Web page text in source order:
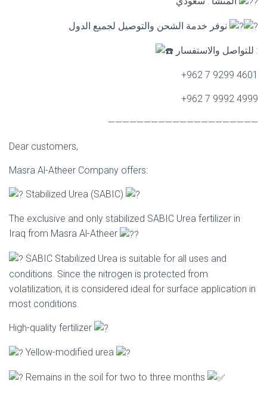
للتواصل والاستفسار :
+962 7 9299 4601
+962 7 9992 4999
—————————————————————
Dear customers,
Masra Al-Atheer Company offers:
Stabilized Urea (SABIC)
The exclusive and only stabilized SABIC Urea fertilizer in
Iraq from Masra Al-Atheer
SABIC Stabilized Urea is suitable for all uses and
conditions. Since the nitrogen is protected from
volatilization, it is considered ideal for surface application in
most conditions.
High-quality fertilizer
Yellow-modified urea
Remains in the soil for two to three months